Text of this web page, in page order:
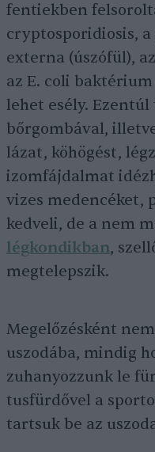
fentiekben
cryptosporidiosis,
externa (úszófül),
az E. coli
lehet esély.
bőrgombával,
lázat, köhögést,
izomfájdalmat
vizes medencéket,
kedveli, de a nem
légkondikban,
megtelepszik.
Megelőzésként
uszodába, mindig
zuhanyozzunk le
tusfürdővel a
tartsuk be az